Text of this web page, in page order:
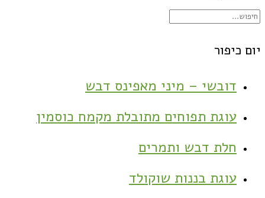
יום כיפור
דובשי – מיני מאפינס דבש
עוגת תפוחים מתובלת מקמח כוסמין
חלת דבש ותמרים
עוגת בננות שוקולד